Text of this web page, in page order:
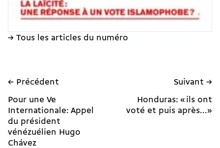
→ Tous les articles du numéro
← Précédent
Pour une Ve
Internationale: Appel
du président
vénézuélien Hugo
Chávez
Suivant →
Honduras: « ils ont
voté et puis après...»